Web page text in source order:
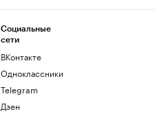
Социальные
сети
ВКонтакте
Одноклассники
Telegram
Дзен